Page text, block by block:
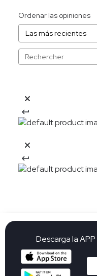
Ordenar las opiniones
Descarga la